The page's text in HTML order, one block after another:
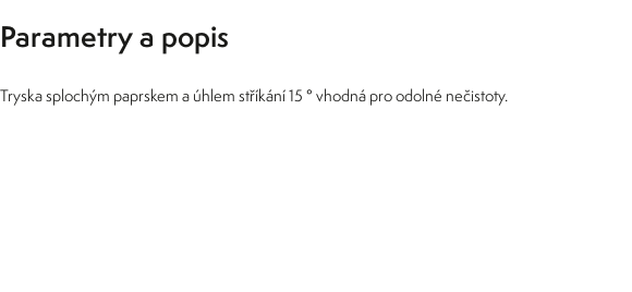
Parametry a popis
Tryska splochým paprskem a úhlem stříkání 15 ° vhodná pro odolné nečistoty.